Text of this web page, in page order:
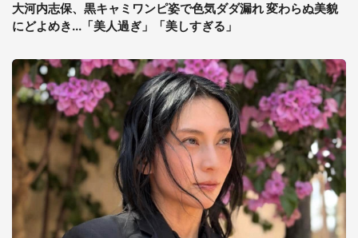
大河内志保、黒キャミワンピ姿で色気ダダ漏れ 変わらぬ美貌
にどよめき...「美人過ぎ」「美しすぎる」